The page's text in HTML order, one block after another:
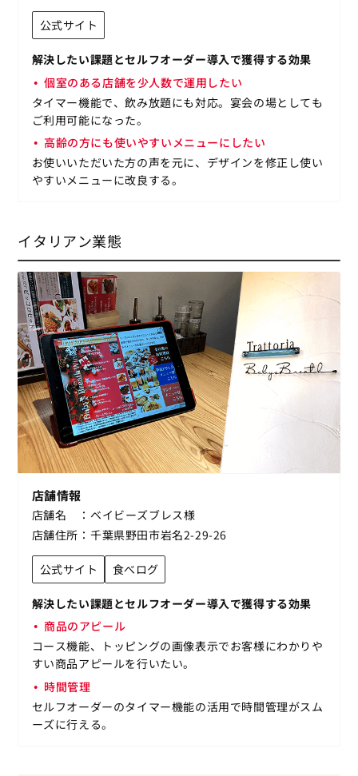
公式サイト
解決したい課題とセルフオーダー導入で獲得する効果
個室のある店舗を少人数で運用したい
タイマー機能で、飲み放題にも対応。宴会の場としても
ご利用可能になった。
高齢の方にも使いやすいメニューにしたい
お使いいただいた方の声を元に、デザインを修正し使い
やすいメニューに改良する。
イタリアン業態
店舗情報
店舗名
ベイビーズブレス様
店舗住所
千葉県野田市岩名2-29-26
公式サイト 食べログ
解決したい課題とセルフオーダー導入で獲得する効果
商品のアピール
コース機能、トッピングの画像表示でお客様にわかりや
すい商品アピールを行いたい。
時間管理
セルフオーダーのタイマー機能の活用で時間管理がスム
ーズに行える。